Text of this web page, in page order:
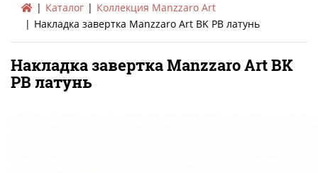
Каталог
Коллекция Manzzaro Art
Накладка завертка Manzzaro Art BK PB латунь
Накладка завертка Manzzaro Art BK
PB латунь